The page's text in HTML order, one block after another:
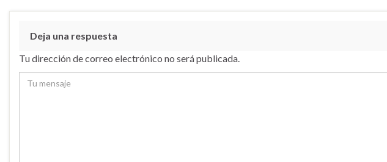
Deja una respuesta
Tu dirección de correo electrónico no será publicada.